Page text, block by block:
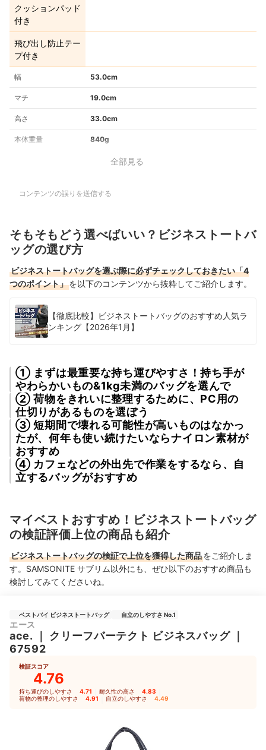
クッションパッド
付き
飛び出し防止テー
プ付き
幅 53.0cm
マチ 19.0cm
高さ 33.0cm
本体重量 840g
全部見る
コンテンツの誤りを送信する
そもそもどう選べばいい？ビジネストートバ
ッグの選び方
ビジネストートバッグを選ぶ際に必ずチェックしておきたい「4
つのポイント」を以下のコンテンツから抜粋してご紹介します。
【徹底比較】ビジネストートバッグのおすすめ人気ラ
ンキング【2026年1月】
① まずは最重要な持ち運びやすさ！持ち手が
やわらかいもの&1kg未満のバッグを選んで
② 荷物をきれいに整理するために、PC用の
仕切りがあるものを選ぼう
③ 短期間で壊れる可能性が高いものはなかっ
たが、何年も使い続けたいならナイロン素材が
おすすめ
④ カフェなどの外出先で作業をするなら、自
立するバッグがおすすめ
マイベストおすすめ！ビジネストートバッグ
の検証評価上位の商品も紹介
ビジネストートバッグの検証で上位を獲得した商品をご紹介しま
す。SAMSONITE サブリム以外にも、ぜひ以下のおすすめ商品も
検討してみてくださいね。
ベストバイ ビジネストートバッグ 自立のしやすさ No.1
エース
ace. クリーフバーテクト ビジネスバッグ｜
67592
検証スコア
4.76
持ち運びのしやすさ 4.71 耐久性の高さ 4.83
荷物の整理のしやすさ 4.91 自立のしやすさ 4.49